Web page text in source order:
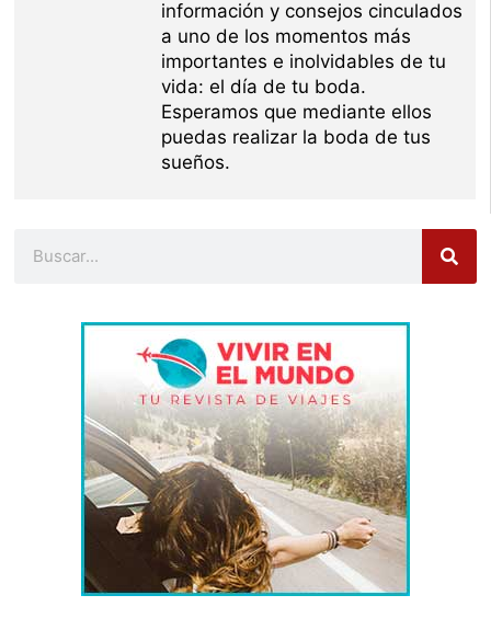
información y consejos cinculados
a uno de los momentos más
importantes e inolvidables de tu
vida: el día de tu boda.
Esperamos que mediante ellos
puedas realizar la boda de tus
sueños.